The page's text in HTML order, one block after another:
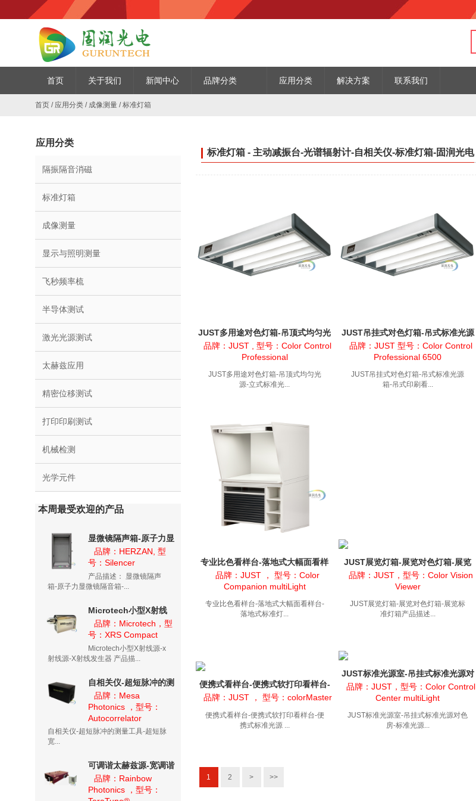
首页 关于我们 新闻中心 品牌分类 应用分类 解决方案 联系我们
首页 / 应用分类 / 成像测量 /标准灯箱
应用分类
隔振隔音消磁
标准灯箱
成像测量
显示与照明测量
飞秒频率梳
半导体测试
激光光源测试
太赫兹应用
精密位移测试
打印印刷测试
机械检测
光学元件
本周最受欢迎的产品
显微镜隔声箱-原子力显
微镜隔音箱-隔音箱
Silencer
品牌：HERZAN, 型
号：Silencer
产品描述： 显微镜隔声
箱-原子力显微镜隔音箱-...
Microtech小型X射线
源-x射线源-X射线发生
器
品牌：Microtech，型
号：XRS Compact
Microtech小型X射线源-x
射线源-X射线发生器 产品描...
自相关仪-超短脉冲的测
量工具-超短脉宽测量系
统
品牌：Mesa
Photonics ，型号：
Autocorrelator
自相关仪-超短脉冲的测量工具-超短脉
宽...
可调谐太赫兹源-宽调谐
窄带太赫兹源-
TeraTune
品牌：Rainbow
Photonics ，型号：
标准灯箱 - 主动减振台-光谱辐射计-自相关仪-标准灯箱-固润光电
JUST多用途对色灯箱-吊顶式均匀光
源-立式标准光源
品牌：JUST , 型号：Color Control
Professional
JUST多用途对色灯箱-吊顶式均匀光
源-立式标准光...
JUST吊挂式对色灯箱-吊式标准光源
箱-吊式印刷看样台
品牌：JUST 型号：Color Control
Professional 6500
JUST吊挂式对色灯箱-吊式标准光源
箱-吊式印刷看...
专业比色看样台-落地式大幅面看样
台-落地式标准灯箱
品牌：JUST ， 型号：Color
Companion multiLight
专业比色看样台-落地式大幅面看样台-
落地式标准灯...
JUST展览灯箱-展览对色灯箱-展览
标准灯箱
品牌：JUST，型号：Color Vision
Viewer
JUST展览灯箱-展览对色灯箱-展览标
准灯箱产品描述...
便携式看样台-便携式软打印看样台-
便携式标准光源
品牌：JUST ， 型号：colorMaster
便携式看样台-便携式软打印看样台-便
携式标准光源 ...
JUST标准光源室-吊挂式标准光源对
色房-标准光源对色房
品牌：JUST，型号：Color Control
Center multiLight
JUST标准光源室-吊挂式标准光源对色
房-标准光源...
1 2 > >>